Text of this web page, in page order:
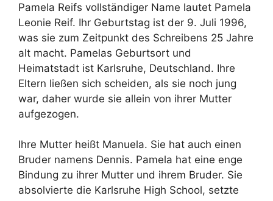
Pamela Reifs vollständiger Name lautet Pamela
Leonie Reif. Ihr Geburtstag ist der 9. Juli 1996,
was sie zum Zeitpunkt des Schreibens 25 Jahre
alt macht. Pamelas Geburtsort und
Heimatstadt ist Karlsruhe, Deutschland. Ihre
Eltern ließen sich scheiden, als sie noch jung
war, daher wurde sie allein von ihrer Mutter
aufgezogen.
Ihre Mutter heißt Manuela. Sie hat auch einen
Bruder namens Dennis. Pamela hat eine enge
Bindung zu ihrer Mutter und ihrem Bruder. Sie
absolvierte die Karlsruhe High School, setzte